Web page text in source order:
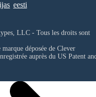
eesti
LLC - Tous les droits sont
déposée de Clever
auprès du US Patent